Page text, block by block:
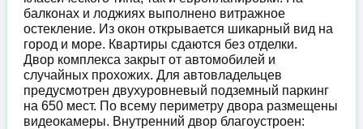
балконах и лоджиях выполнено витражное
остекление. Из окон открывается шикарный вид на
город и море. Квартиры сдаются без отделки.
Двор комплекса закрыт от автомобилей и
случайных прохожих. Для автовладельцев
предусмотрен двухуровневый подземный паркинг
на 650 мест. По всему периметру двора размещены
видеокамеры. Внутренний двор благоустроен: